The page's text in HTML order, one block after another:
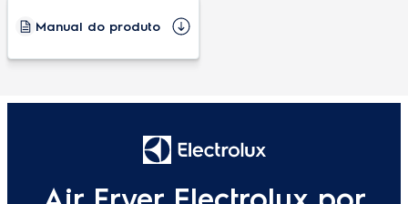
Controle interativo de temperatura
Função pré aquecer
Especificações técnicas
Modelo
Manual do produto